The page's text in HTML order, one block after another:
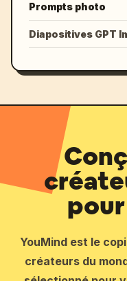
Prompts photo
Diapositives GPT
YouMind est le
créateurs du